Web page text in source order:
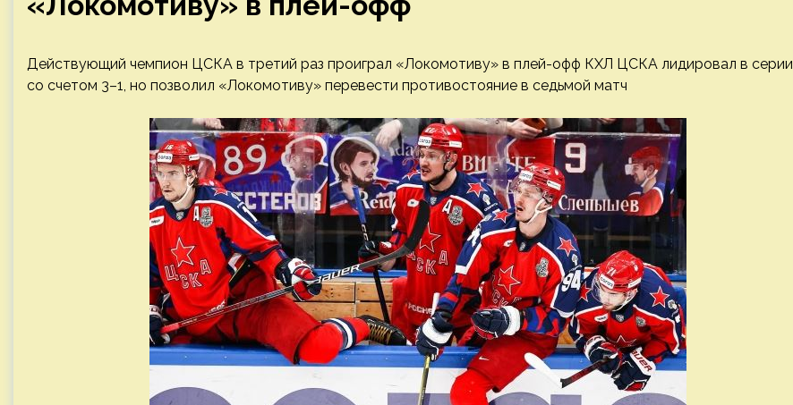
Действующий чемпион ЦСКА в третий раз проиграл «Локомотиву» в плей-офф КХЛ ЦСКА лидировал в серии
со счетом 3–1, но позволил «Локомотиву» перевести противостояние в седьмой матч